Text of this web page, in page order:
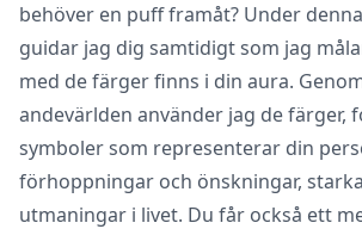
behöver en puff framåt? Under
guidar jag dig samtidigt som jag
med de färger finns i din aura.
andevärlden använder jag de färger,
symboler som representerar din
förhoppningar och önskningar,
utmaningar i livet. Du får också ett